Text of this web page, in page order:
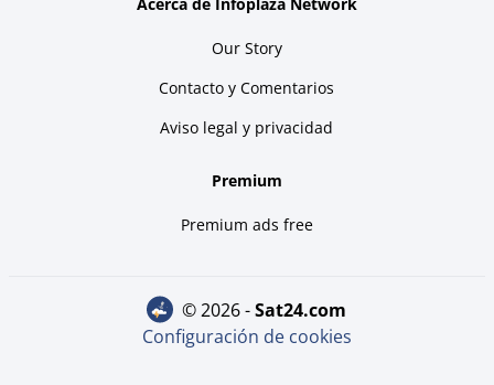
Our Story
Contacto y Comentarios
Aviso legal y privacidad
Premium
Premium ads free
© 2026 - sat24.com
Configuración de cookies